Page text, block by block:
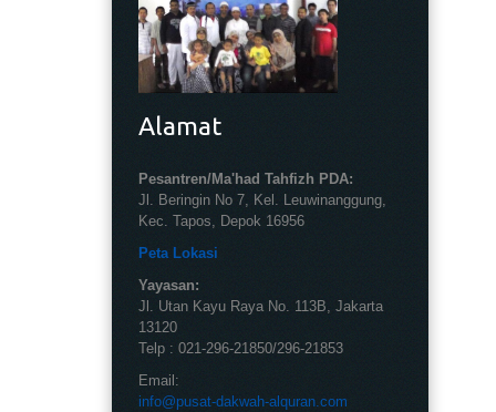
Alamat
Pesantren/Ma'had Tahfizh PDA:
Jl. Beringin No 7, Kel. Leuwinanggung,
Kec. Tapos, Depok 16956
Peta Lokasi
Yayasan:
Jl. Utan Kayu Raya No. 113B, Jakarta
13120
Telp : 021-296-21850/296-21853
Email:
info@pusat-dakwah-alquran.com